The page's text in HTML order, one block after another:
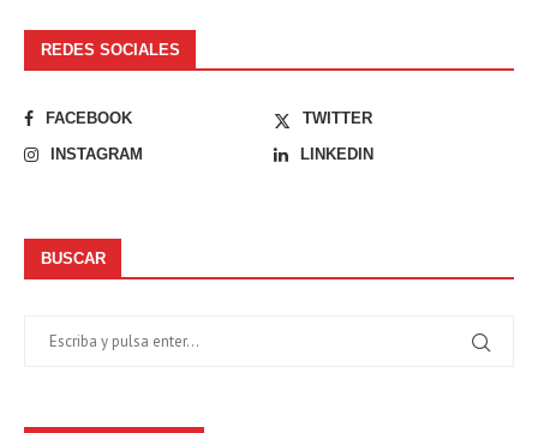
REDES SOCIALES
FACEBOOK
TWITTER
INSTAGRAM
LINKEDIN
BUSCAR